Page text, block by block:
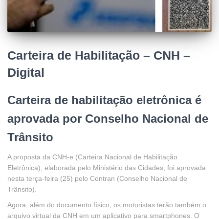
Carteira de Habilitação – CNH –
Digital
Carteira de habilitação eletrônica é
aprovada por Conselho Nacional de
Trânsito
A proposta da CNH-e (Carteira Nacional de Habilitação
Eletrônica), elaborada pelo Ministério das Cidades, foi aprovada
nesta terça-feira (25) pelo Contran (Conselho Nacional de
Trânsito).
Agora, além do documento físico, os motoristas terão também o
arquivo virtual da CNH em um aplicativo para smartphones. O